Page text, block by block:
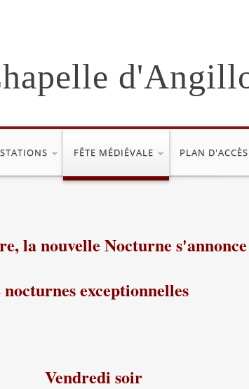
FÊTE MÉDIÉVALE PLAN D'ACCÈS
la nouvelle Nocturne
nocturnes exceptionnelles
Vendredi soir